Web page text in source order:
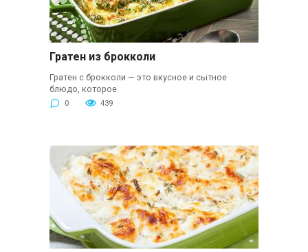
Гратен из брокколи
Гратен с брокколи — это вкусное и сытное
блюдо, которое
0 439